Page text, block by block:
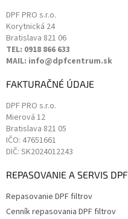
DPF PRO s.r.o.
Korytnická 24
Bratislava 821 06
TEL: 0918 866 633
MAIL: info@dpfcentrum.sk
FAKTURAČNÉ ÚDAJE
DPF PRO s.r.o.
Mierová 12
Bratislava 821 05
IČO: 47651661
DIČ: SK2024012243
REPASOVANIE A SERVIS DPF
Repasovanie DPF filtrov
Cenník repasovania DPF filtrov